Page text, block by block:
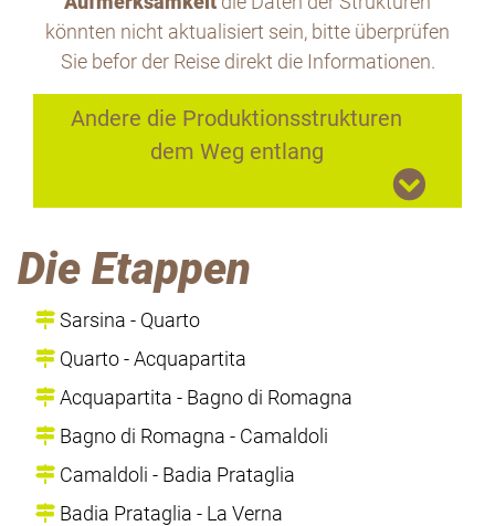
könnten nicht aktualisiert sein, bitte überprüfen
Sie befor der Reise direkt die Informationen.
Andere die Produktionsstrukturen
dem Weg entlang
Die Etappen
Sarsina - Quarto
Quarto - Acquapartita
Acquapartita - Bagno di Romagna
Bagno di Romagna - Camaldoli
Camaldoli - Badia Prataglia
Badia Prataglia - La Verna